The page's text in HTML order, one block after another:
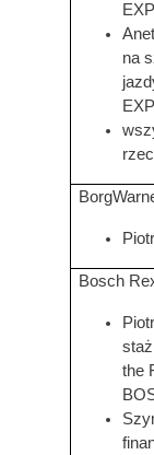
na
Bosch
the